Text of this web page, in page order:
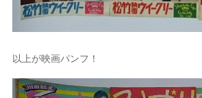
以上が映画パンフ！